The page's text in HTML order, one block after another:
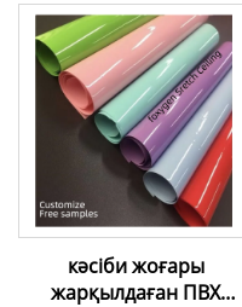
кәсіби жоғары
жарқылдаған ПВХ